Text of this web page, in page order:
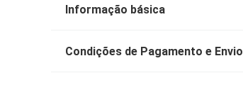
Informação básica
Condições de Pagamento e Envio